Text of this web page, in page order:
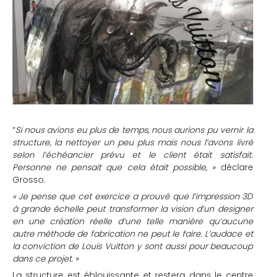
“Si nous avions eu plus de temps, nous aurions pu vernir la
structure, la nettoyer un peu plus mais nous l’avons livré
selon l’échéancier prévu et le client était satisfait.
Personne ne pensait que cela était possible, » déclare
Grosso.
« Je pense que cet exercice a prouvé que l’impression 3D
à grande échelle peut transformer la vision d’un designer
en une création réelle d’une telle manière qu’aucune
autre méthode de fabrication ne peut le faire. L’audace et
la conviction de Louis Vuitton y sont aussi pour beaucoup
dans ce projet. »